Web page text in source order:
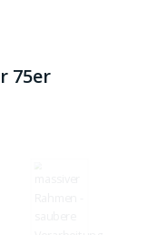
75er